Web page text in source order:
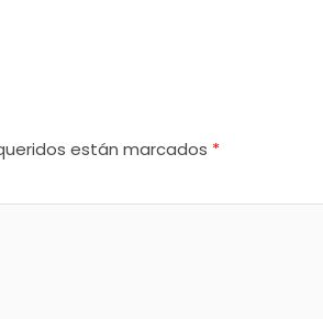
están marcados *